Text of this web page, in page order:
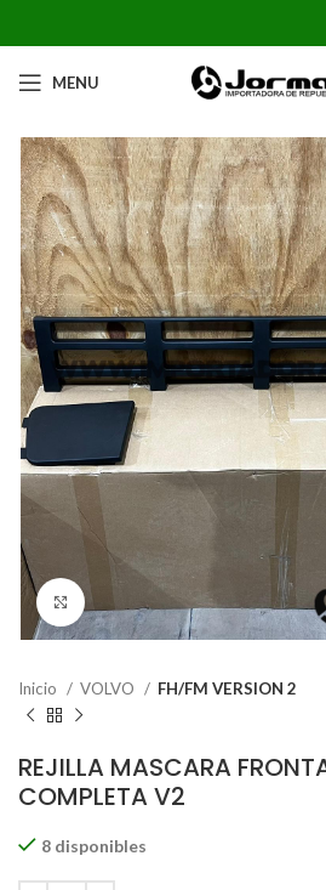
MENU
Click to enlarge
Inicio VOLVO FH/FM VERSION 2
REJILLA MASCARA
COMPLETA V2
8 disponibles